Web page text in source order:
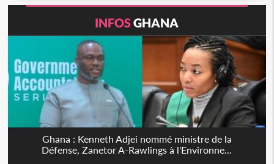
INFOSGHANA
Ghana : Kenneth Adjei nommé ministre de la
Défense, Zanetor A-Rawlings à l'Environne...